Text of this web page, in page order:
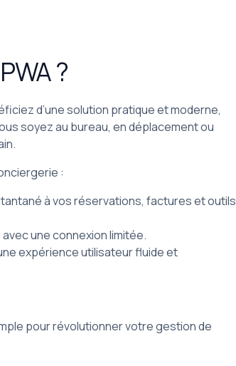
?
d’une solution pratique et moderne,
soyez au bureau, en déplacement ou
:
à vos réservations, factures et outils
avec une connexion limitée.
expérience utilisateur fluide et
pour révolutionner votre gestion de